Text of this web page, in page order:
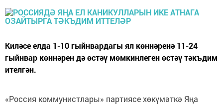
Киләсе елда 1-10 гыйнвардагы ял көннәренә 11-24
гыйнвар көннәрен дә өстәү мөмкинлеген өстәү тәкъдим
ителгән.
«Россия коммунистлары» партиясе хөкүмәткә Яңа